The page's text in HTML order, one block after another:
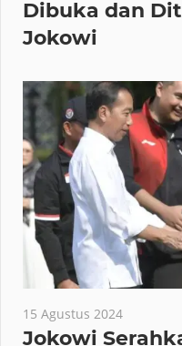
Dibuka dan
Jokowi
15 Agustus 2024
Jokowi